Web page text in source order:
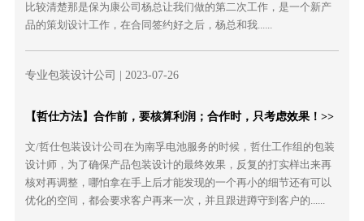
比较清楚那是保为康公司杨总让我们做的第二次工作，是一个新产
品的策划设计工作，在合同签约好之后，杨总和我......
专业包装设计公司 | 2023-07-26
【哲仕方法】合作前，要核算利润；合作时，只考虑效果！>>
文/哲仕包装设计公司在为南孚电池服务的时候，哲仕工作组的包装
设计师，为了确保产品包装设计的最终效果，反复的打实样出来再
核对再调整，哪怕拿在手上后才能发现的一个再小的细节还有可以
优化的空间，都会要求客户再来一次，并且跟进蹲守到客户的......